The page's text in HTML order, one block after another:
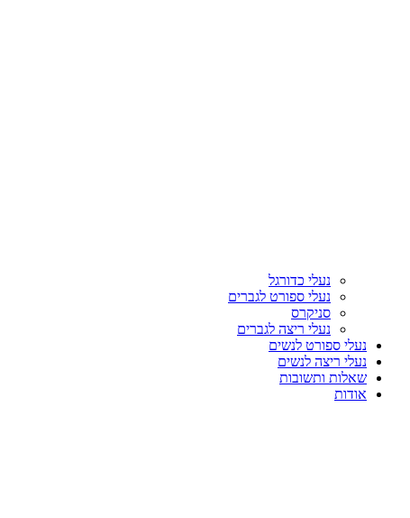
נעלי כדורגל
נעלי ספורט לגברים
סניקרס
נעלי ריצה לגברים
נעלי ספורט לנשים
נעלי ריצה לנשים
שאלות ותשובות
אודות